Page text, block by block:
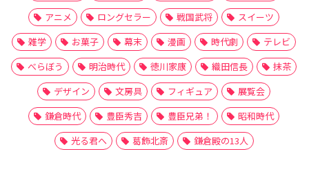
アニメ
ロングセラー 戦国武将
スイーツ
雑学
お菓子 幕末 漫画 時代劇
テレビ
べらぼう
明治時代 徳川家康 織田信長
抹茶
デザイン
文房具 フィギュア
展覧会
鎌倉時代
豊臣秀吉 豊臣兄弟！
昭和時代
光る君へ
葛飾北斎 鎌倉殿の13人